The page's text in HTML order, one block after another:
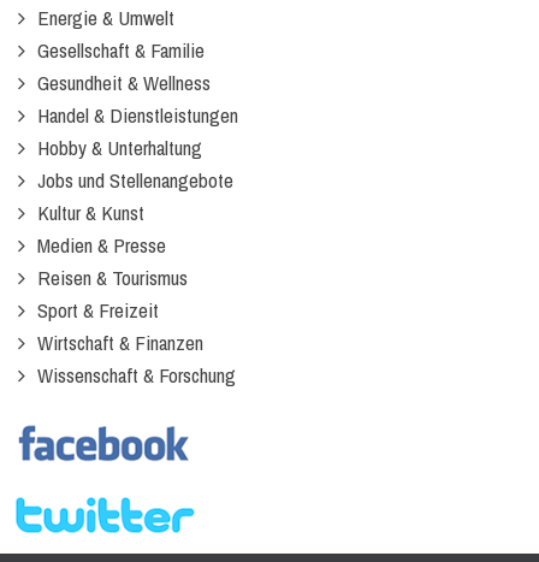
Energie & Umwelt
Gesellschaft & Familie
Gesundheit & Wellness
Handel & Dienstleistungen
Hobby & Unterhaltung
Jobs und Stellenangebote
Kultur & Kunst
Medien & Presse
Reisen & Tourismus
Sport & Freizeit
Wirtschaft & Finanzen
Wissenschaft & Forschung